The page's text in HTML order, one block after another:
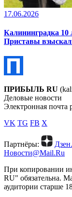
17.06.2026
Калининградка 10
Приставы
ПРИБЫЛЬ RU
Деловые новости
Электронная почта
VK TG FB X
Партнёры:
Новости@Mail.Ru
При копировании
RU" обязательна.
аудитории старше